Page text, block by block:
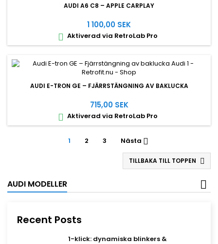
AUDI MODELLER
Recent Posts
1-klick: dynamiska blinkers &
AUDI A6 C8 – APPLE CARPLAY
1 100,00 SEK
 Aktiverad via RetroLab Pro
AUDI E-TRON GE – FJÄRRSTÄNGNING AV BAKLUCKA
715,00 SEK
 Aktiverad via RetroLab Pro
1 2 3 Nästa 
TILLBAKA TILL TOPPEN 